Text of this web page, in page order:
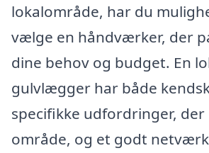
lokalområde, har du
vælge en håndværker, der
dine behov og budget. En
gulvlægger har både
specifikke udfordringer,
område, og et godt